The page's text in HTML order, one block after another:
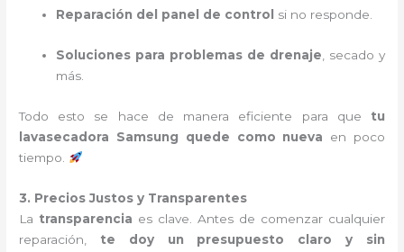
Reparación del panel de control si no responde.
Soluciones para problemas de drenaje, secado y
más.
Todo esto se hace de manera eficiente para que tu
lavasecadora Samsung quede como nueva en poco
tiempo.
3. Precios Justos y Transparentes
La transparencia es clave. Antes de comenzar cualquier
reparación, te doy un presupuesto claro y sin